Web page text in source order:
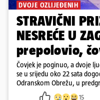
DVOJE OZLIJEĐENIH
STRAVIČNI
NESREĆE U
prepolovio,
Čovjek je poginuo, a dvoje
se u srijedu oko 22 sata
Odranskom Obrežu, u
neutvrđenih razloga sletio s
15